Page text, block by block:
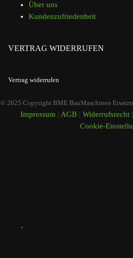
Über uns
Kundenzufriedenheit
VERTRAG WIDERRUFEN
Vertrag widerrufen
© 2025 Copyright BME BauMaschinen
Impressum | AGB| Widerrufsrecht|
Cookie-